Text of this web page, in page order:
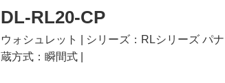
DL-RL20-CP
ウォシュレット | シリーズ：RLシリーズ パ
蔵方式：瞬間式 |